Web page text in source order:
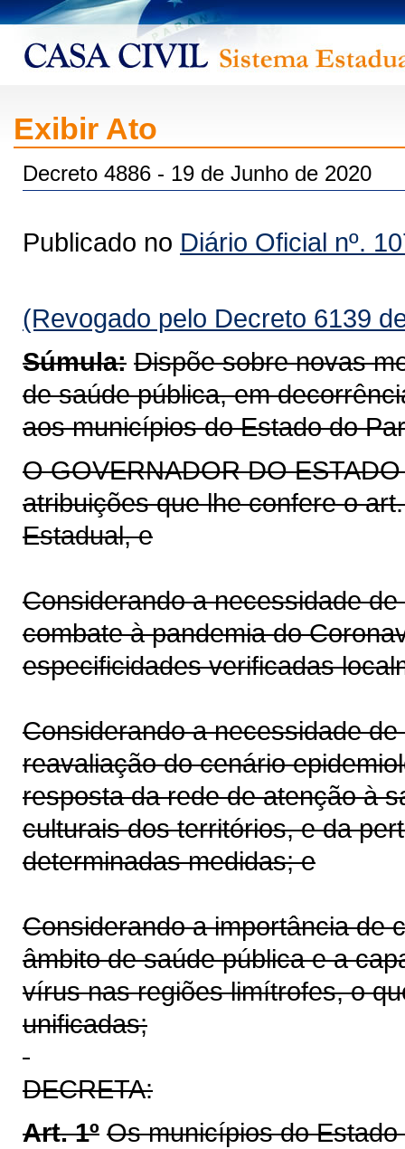
Exibir Ato
Decreto 4886 - 19 de Junho de 2020
Publicado no Diário Oficial nº.
(Revogado pelo Decreto 6139
Súmula: Dispõe sobre novas
de saúde pública, em
aos municípios do Estado do
O GOVERNADOR DO
atribuições que lhe confere o
Estadual, e
Considerando a necessidade
combate à pandemia do
especificidades verificadas
Considerando a necessidade
reavaliação do cenário
resposta da rede de atenção à
culturais dos territórios, e da
determinadas medidas; e
Considerando a importância de
âmbito de saúde pública e a
vírus nas regiões limítrofes, o
unificadas;
DECRETA:
Art. 1º Os municípios do